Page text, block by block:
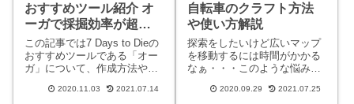
おすすめツール紹介 オ
ーガで採掘効率が超ア
ップ
この記事では7 Days to Dieの
おすすめツールである「オー
ガ」について、作成方法や性
ます。オーガについて オー
2020.11.03 2021.07.14
自転車のクラフト方法
や使い方解説
探索をしたいけど広いマップ
を移動するには時間がかかる
なぁ・・・このような悩みを
は長距離移動手段として、乗
2020.09.29 2021.07.25